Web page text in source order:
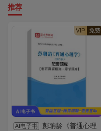
推荐
VIP 免费
AI电子书
彭聃龄《普通心理